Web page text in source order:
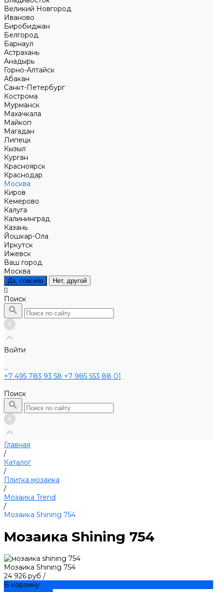
Великий Новгород
Иваново
Биробиджан
Белгород
Барнаул
Астрахань
Анадырь
Горно-Алтайск
Абакан
Санкт-Петербург
Кострома
Мурманск
Махачкала
Майкоп
Магадан
Липецк
Кызыл
Курган
Красноярск
Краснодар
Москва
Киров
Кемерово
Калуга
Калининград
Казань
Йошкар-Ола
Иркутск
Ижевск
Ваш город
Москва
Да, спасибо Нет, другой
Поиск
Войти
...
+7 495 783 93 58 +7 985 553 88 01
Поиск
Главная
/
Каталог
/
Плитка мозаика
/
Мозаика Trend
/
Мозаика Shining 754
Мозаика Shining 754
Мозаика Shining 754
24 926 руб /
В корзину